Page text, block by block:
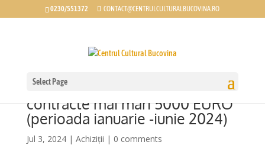
0230/551372 CONTACT@CENTRULCULTURALBUCOVINA.RO
Select Page
Centralizator achiziții publice
contracte mai mari 5000 EURO
(perioada ianuarie -iunie 2024)
Jul 3, 2024| Achiziții | 0 comments